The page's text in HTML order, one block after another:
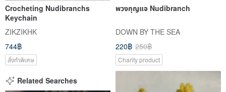
Crocheting Nudibranchs
Keychain
ZIKZIKHK
744฿
สั่งทำพิเศษ
พวงกุญแจ Nudibranch
DOWN BY THE SEA
220฿ 250฿
Charity product
Related Searches